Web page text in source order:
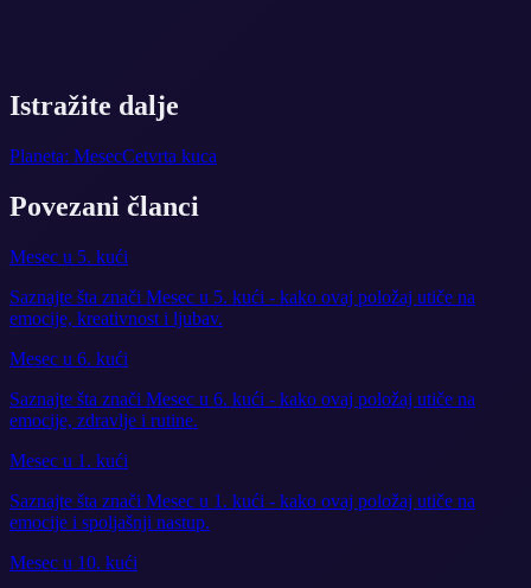
Istražite dalje
Planeta: MesecCetvrta kuca
Povezani članci
Mesec u 5. kući
Saznajte šta znači Mesec u 5. kući - kako ovaj položaj utiče na
emocije, kreativnost i ljubav.
Mesec u 6. kući
Saznajte šta znači Mesec u 6. kući - kako ovaj položaj utiče na
emocije, zdravlje i rutine.
Mesec u 1. kući
Saznajte šta znači Mesec u 1. kući - kako ovaj položaj utiče na
emocije i spoljašnji nastup.
Mesec u 10. kući